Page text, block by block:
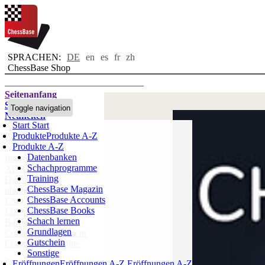
SPRACHEN: DE en es fr zh
ChessBase Shop
Toggle navigation
Start Start
ProdukteProdukte A-Z
Produkte A-Z
Datenbanken
Schachprogramme
Training
ChessBase Magazin
ChessBase Accounts
ChessBase Books
Schach lernen
Grundlagen
Gutschein
Sonstige
Seitenanfang
Startseite
Neuheiten
Autoren
Eröffnungen
Impressum
AGB
Datenschutz
über uns
FAQ
Lizenzen
Barrierefreiheit
Cookies Management
Compliance Hotline
Chessbase Accounts